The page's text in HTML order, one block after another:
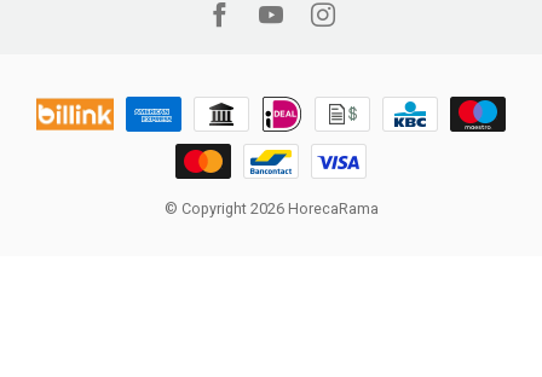
© Copyright 2026 HorecaRama